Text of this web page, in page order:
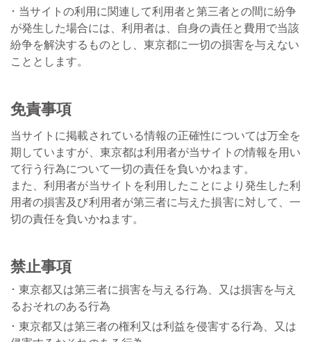
当サイトの利用に関連して利用者と第三者との間に紛争
が発生した場合には、利用者は、自身の責任と費用で当該
紛争を解決するものとし、東京都に一切の損害を与えない
こととします。
免責事項
当サイトに掲載されている情報の正確性については万全を
期していますが、東京都は利用者が当サイトの情報を用い
て行う行為について一切の責任を負いかねます。
また、利用者が当サイトを利用したことにより発生した利
用者の損害及び利用者が第三者に与えた損害に対して、一
切の責任を負いかねます。
禁止事項
東京都又は第三者に損害を与える行為、又は損害を与え
るおそれのある行為
東京都又は第三者の権利又は利益を侵害する行為、又は